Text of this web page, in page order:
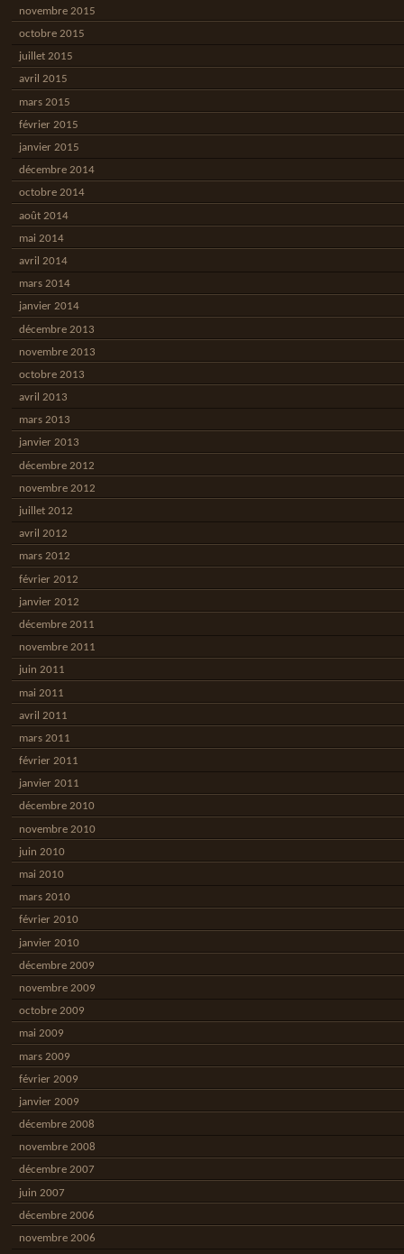
novembre 2015
octobre 2015
juillet 2015
avril 2015
mars 2015
février 2015
janvier 2015
décembre 2014
octobre 2014
août 2014
mai 2014
avril 2014
mars 2014
janvier 2014
décembre 2013
novembre 2013
octobre 2013
avril 2013
mars 2013
janvier 2013
décembre 2012
novembre 2012
juillet 2012
avril 2012
mars 2012
février 2012
janvier 2012
décembre 2011
novembre 2011
juin 2011
mai 2011
avril 2011
mars 2011
février 2011
janvier 2011
décembre 2010
novembre 2010
juin 2010
mai 2010
mars 2010
février 2010
janvier 2010
décembre 2009
novembre 2009
octobre 2009
mai 2009
mars 2009
février 2009
janvier 2009
décembre 2008
novembre 2008
décembre 2007
juin 2007
décembre 2006
novembre 2006